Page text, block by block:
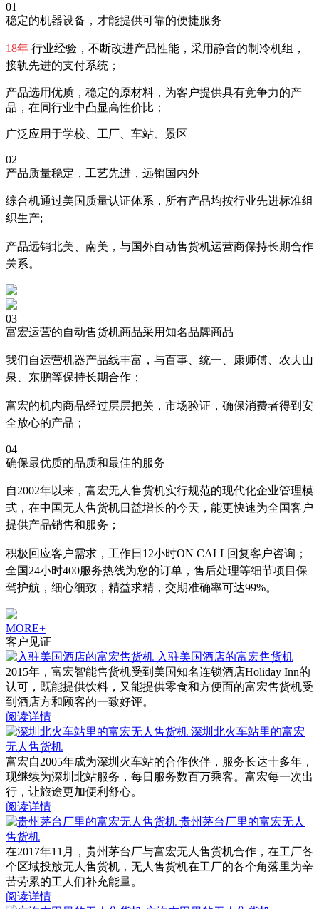
01
稳定的机器设备，才能提供可靠的便捷服务
18年 行业经验，不断改进产品性能，采用静音的制冷机组，
接轨先进的支付系统；
产品选用优质，稳定的原材料，为客户提供具有竞争力的产
品，在同行业中凸显高性价比；
广泛应用于学校、工厂、车站、景区
02
产品质量稳定，工艺先进，远销国内外
综合机通过美国质量认证体系，所有产品均按行业先进标准组
织生产;
产品远销北美、南美，与国外自动售货机运营商保持长期合作
关系。
03
富宏运营的自动售货机商品采用知名品牌商品
我们自运营机器产品线丰富，与百事、统一、康师傅、农夫山
泉、东鹏等保持长期合作；
富宏的机内商品经过层层把关，市场验证，确保消费者得到安
全放心的产品；
04
确保最优质的品质和最佳的服务
自2002年以来，富宏无人售货机实行规范的现代化企业管理模
式，在中国无人售货机日益增长的今天，能更快速为全国客户
提供产品销售和服务；
积极回应客户需求，工作日12小时ON CALL回复客户咨询；
全国24小时400服务热线为您的订单，售后处理等细节项目保
驾护航，细心细致，精益求精，交期准确率可达99%。
MORE+
客户见证
入驻美国酒店的富宏售货机
2015年，富宏智能售货机受到美国知名连锁酒店Holiday Inn的
认可，既能提供饮料，又能提供零食和方便面的富宏售货机受
到酒店方和顾客的一致好评。
阅读详情
深圳北火车站里的富宏
无人售货机
富宏自2005年成为深圳火车站的合作伙伴，服务长达十多年，
现继续为深圳北站服务，每日服务数百万乘客。富宏每一次出
行，让旅途更加便利舒心。
阅读详情
贵州茅台厂里的富宏无人
售货机
在2017年11月，贵州茅台厂与富宏无人售货机合作，在工厂各
个区域投放无人售货机，无人售货机在工厂的各个角落里为辛
苦劳累的工人们补充能量。
阅读详情